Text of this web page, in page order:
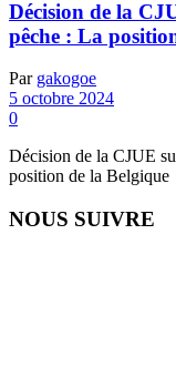
Décision de la
pêche : La
Par gakogoe
5 octobre 2024
0
Décision de la CJUE
position de la Belgique
NOUS SUIVRE